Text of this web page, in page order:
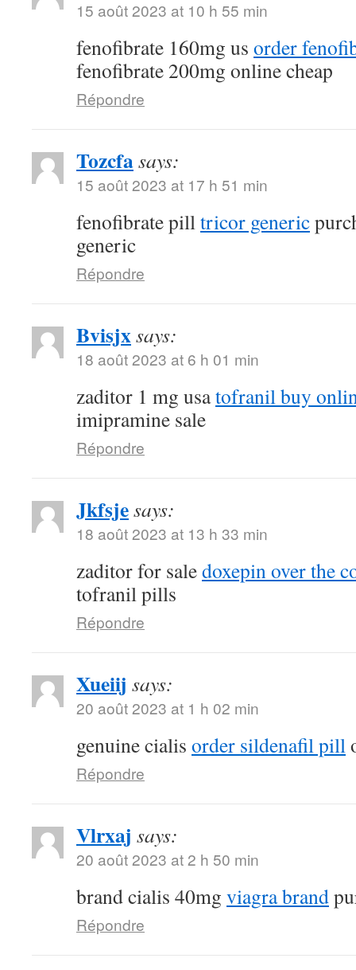
15 août 2023 at 10 h 55 min
fenofibrate 160mg us order
fenofibrate 200mg online cheap
Répondre
Tozcfasays:
15 août 2023 at 17 h 51 min
fenofibrate pilltricor generic
generic
Répondre
Bvisjxsays:
18 août 2023 at 6 h 01 min
zaditor 1 mg usatofranil buy
imipramine sale
Répondre
Jkfsjesays:
18 août 2023 at 13 h 33 min
zaditor for saledoxepin over the
tofranil pills
Répondre
Xueiij says:
20 août 2023 at 1 h 02 min
genuine cialis order sildenafil pill
Répondre
Vlrxaj says:
20 août 2023 at 2 h 50 min
brand cialis 40mg viagra brand
Répondre